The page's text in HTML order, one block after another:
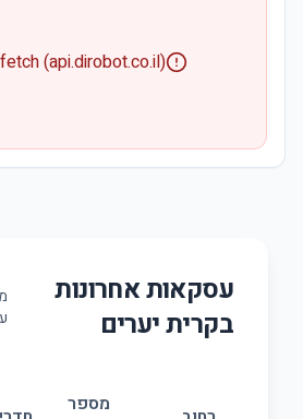
(api.dirobot.co.il)
עסקאות אחרונות
בקרית יערים
מספר